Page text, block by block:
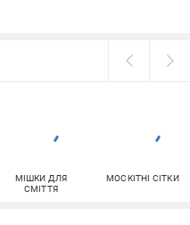
МІШКИ ДЛЯ
СМІТТЯ
МОСКІТНІ СІТКИ